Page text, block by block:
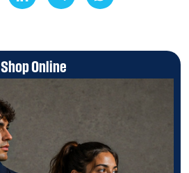
Shop Online